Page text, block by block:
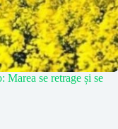
Marea se retrage și se